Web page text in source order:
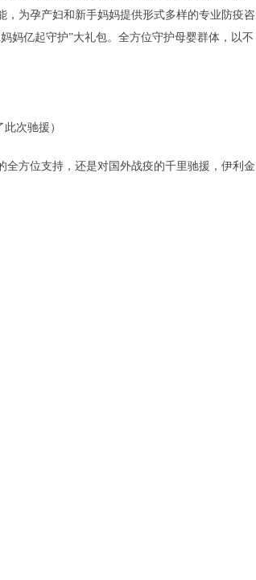
为孕产妇和新手妈妈提供形式多样的专业防疫咨
妈亿起守护”大礼包。全方位守护母婴群体，以不
次驰援）
方位支持，还是对国外战疫的千里驰援，伊利金